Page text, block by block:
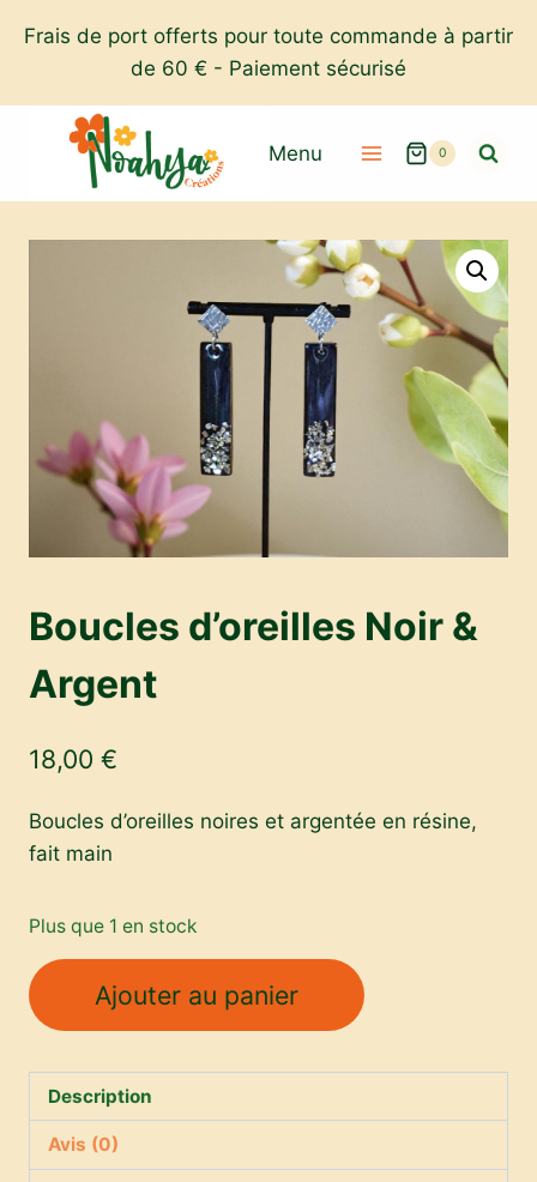
Frais de port offerts pour toute commande à partir
de 60 € - Paiement sécurisé
Menu 0
Boucles d’oreilles Noir &
Argent
18,00 €
Boucles d’oreilles noires et argentée en résine,
fait main
Plus que 1 en stock
quantité
de
Boucles
d’oreilles
Noir
Argent
Ajouter au panier
Description
Avis (0)